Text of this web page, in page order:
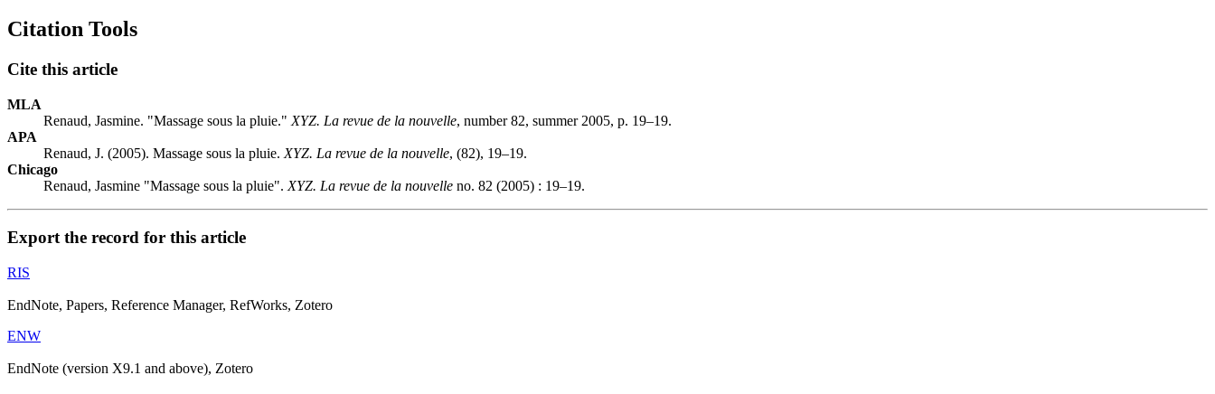
Citation Tools
Cite this article
MLA
Renaud, Jasmine. "Massage sous la pluie." XYZ. La revue de la nouvelle, number 82, summer 2005, p. 19–19.
APA
Renaud, J. (2005). Massage sous la pluie. XYZ. La revue de la nouvelle, (82), 19–19.
Chicago
Renaud, Jasmine "Massage sous la pluie". XYZ. La revue de la nouvelle no. 82 (2005) : 19–19.
Export the record for this article
RIS
EndNote, Papers, Reference Manager, RefWorks, Zotero
ENW
EndNote (version X9.1 and above), Zotero